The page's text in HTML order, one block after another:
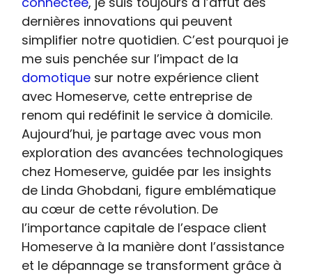
dernières innovations qui peuvent
simplifier notre quotidien. C’est pourquoi je
me suis penchée sur l’impact de la
domotique sur notre expérience client
avec Homeserve, cette entreprise de
renom qui redéfinit le service à domicile.
Aujourd’hui, je partage avec vous mon
exploration des avancées technologiques
chez Homeserve, guidée par les insights
de Linda Ghobdani, figure emblématique
au cœur de cette révolution. De
l’importance capitale de l’espace client
Homeserve à la manière dont l’assistance
et le dépannage se transforment grâce à